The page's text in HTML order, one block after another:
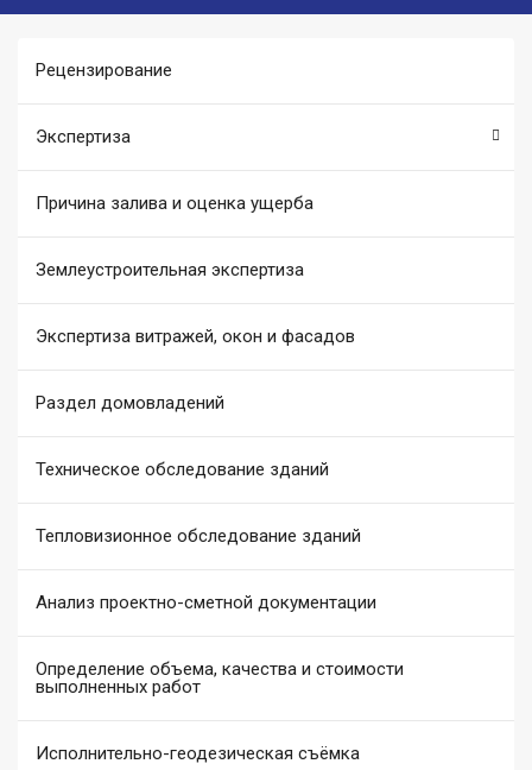
Рецензирование
Экспертиза
Причина залива и оценка ущерба
Землеустроительная экспертиза
Экспертиза витражей, окон и фасадов
Раздел домовладений
Техническое обследование зданий
Тепловизионное обследование зданий
Анализ проектно-сметной документации
Определение объема, качества и стоимости
выполненных работ
Исполнительно-геодезическая съёмка